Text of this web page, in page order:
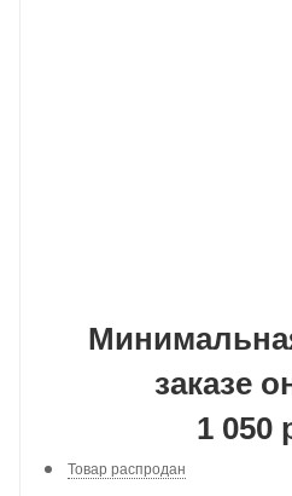
заказе
1 050
Товар распродан